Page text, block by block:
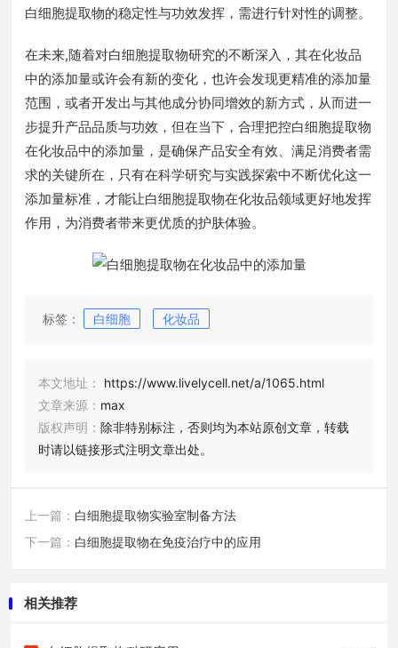
白细胞提取物的稳定性与功效发挥，需进行针对性的调整。
在未来,随着对白细胞提取物研究的不断深入，其在化妆品
中的添加量或许会有新的变化，也许会发现更精准的添加量
范围，或者开发出与其他成分协同增效的新方式，从而进一
步提升产品品质与功效，但在当下，合理把控白细胞提取物
在化妆品中的添加量，是确保产品安全有效、满足消费者需
求的关键所在，只有在科学研究与实践探索中不断优化这一
添加量标准，才能让白细胞提取物在化妆品领域更好地发挥
作用，为消费者带来更优质的护肤体验。
标签： 白细胞 化妆品
本文地址：
https://www.livelycell.net/a/1065.html
文章来源： max
版权声明： 除非特别标注，否则均为本站原创文章，转载
时请以链接形式注明文章出处。
上一篇： 白细胞提取物实验室制备方法
下一篇： 白细胞提取物在免疫治疗中的应用
相关推荐